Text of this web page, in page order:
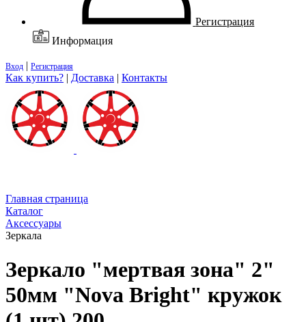
Регистрация
Информация
Вход | Регистрация
Как купить? | Доставка | Контакты
Главная страница
Каталог
Аксессуары
Зеркала
Зеркало "мертвая зона" 2"
50мм "Nova Bright" кружок